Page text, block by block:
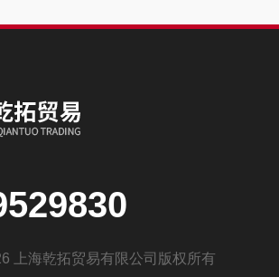
上海乾拓贸易有限公司版权所有